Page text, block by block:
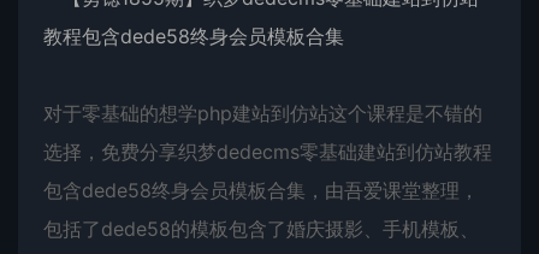
对于零基础的想学php建站到仿站这个课程是不错的
选择，免费分享织梦dedecms零基础建站到仿站教程
包含dede58终身会员模板合集，由吾爱课堂整理，
包括了dede58的模板包含了婚庆摄影、手机模板、